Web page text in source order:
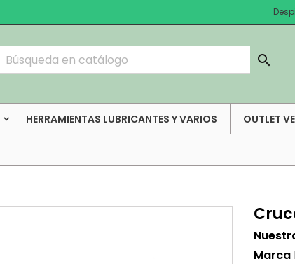

HERRAMIENTAS LUBRICANTES Y VARIOS OUTLET
Marca